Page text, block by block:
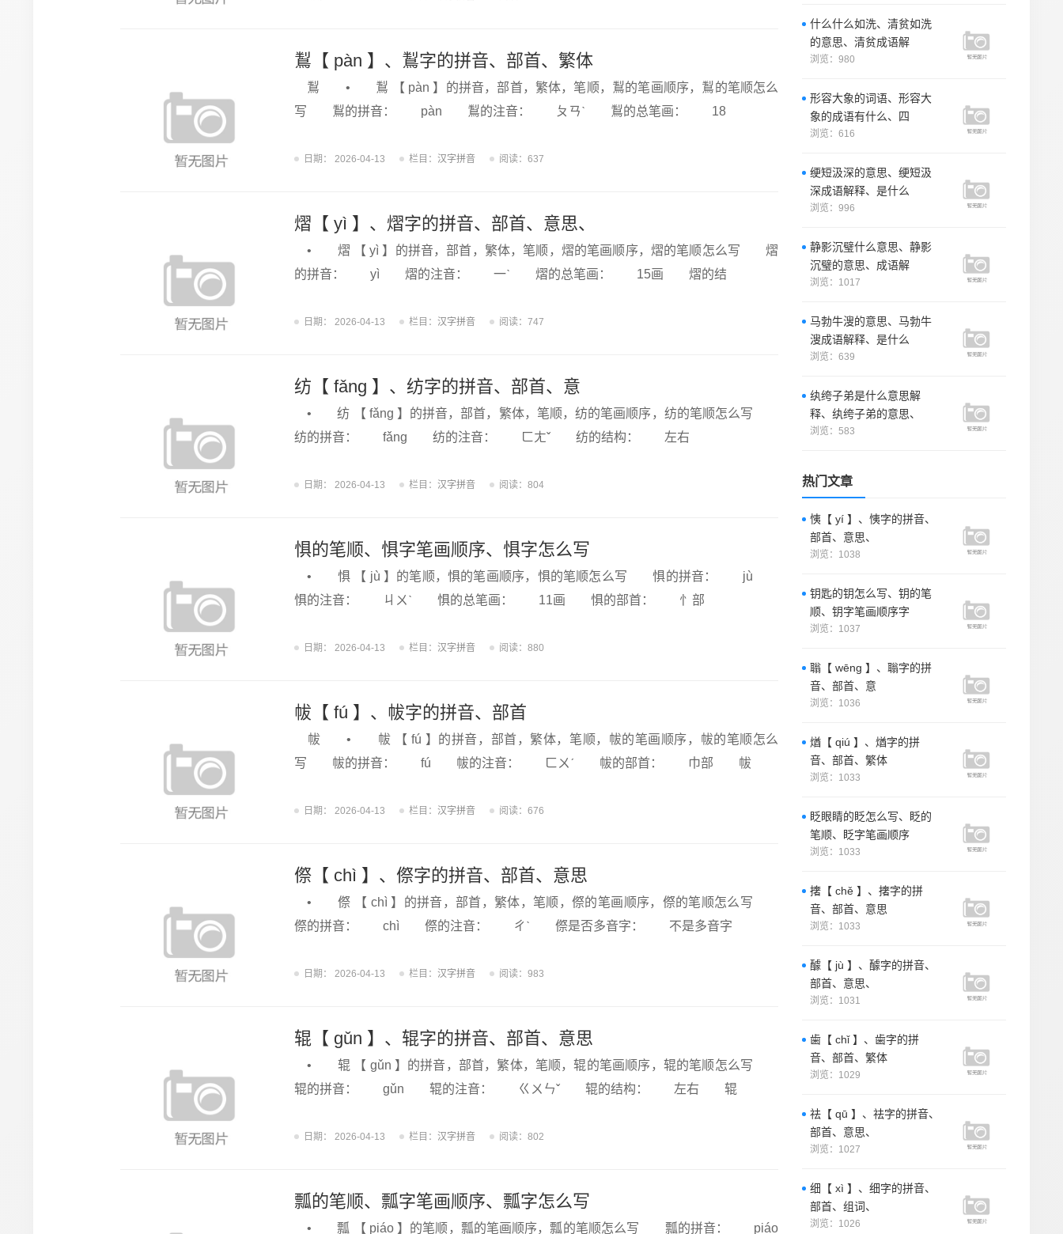
鵥【 pàn 】、鵥字的拼音、部首、繁体
鵥 • 鵥 【 pàn 】的拼音，部首，繁体，笔顺，鵥的笔画顺序，鵥的笔顺怎么
写 鵥的拼音： pàn 鵥的注音： ㄆㄢˋ 鵥的总笔画： 18
日期： 2026-04-13 栏目： 汉字拼音 阅读：637
熠【 yì 】、熠字的拼音、部首、意思、
• 熠 【 yì 】的拼音，部首，繁体，笔顺，熠的笔画顺序，熠的笔顺怎么写 熠
的拼音： yì 熠的注音： 一ˋ 熠的总笔画： 15画 熠的结
日期： 2026-04-13 栏目： 汉字拼音 阅读：747
纺【 fǎng 】、纺字的拼音、部首、意
• 纺 【 fǎng 】的拼音，部首，繁体，笔顺，纺的笔画顺序，纺的笔顺怎么写
纺的拼音： fǎng 纺的注音： ㄈㄤˇ 纺的结构： 左右
日期： 2026-04-13 栏目： 汉字拼音 阅读：804
惧的笔顺、惧字笔画顺序、惧字怎么写
• 惧 【 jù 】的笔顺，惧的笔画顺序，惧的笔顺怎么写 惧的拼音： jù
惧的注音： ㄐㄨˋ 惧的总笔画： 11画 惧的部首： 忄部
日期： 2026-04-13 栏目： 汉字拼音 阅读：880
帗【 fú 】、帗字的拼音、部首
帗 • 帗 【 fú 】的拼音，部首，繁体，笔顺，帗的笔画顺序，帗的笔顺怎么
写 帗的拼音： fú 帗的注音： ㄈㄨˊ 帗的部首： 巾部 帗
日期： 2026-04-13 栏目： 汉字拼音 阅读：676
傺【 chì 】、傺字的拼音、部首、意思
• 傺 【 chì 】的拼音，部首，繁体，笔顺，傺的笔画顺序，傺的笔顺怎么写
傺的拼音： chì 傺的注音： ㄔˋ 傺是否多音字： 不是多音字
日期： 2026-04-13 栏目： 汉字拼音 阅读：983
辊【 gǔn 】、辊字的拼音、部首、意思
• 辊 【 gǔn 】的拼音，部首，繁体，笔顺，辊的笔画顺序，辊的笔顺怎么写
辊的拼音： gǔn 辊的注音： ㄍㄨㄣˇ 辊的结构： 左右 辊
日期： 2026-04-13 栏目： 汉字拼音 阅读：802
瓢的笔顺、瓢字笔画顺序、瓢字怎么写
• 瓢 【 piáo 】的笔顺，瓢的笔画顺序，瓢的笔顺怎么写 瓢的拼音： piáo
什么什么如洗、清贫如洗
的意思、清贫成语解
浏览：980
形容大象的词语、形容大
象的成语有什么、四
浏览：616
绠短汲深的意思、绠短汲
深成语解释、是什么
浏览：996
静影沉璧什么意思、静影
沉璧的意思、成语解
浏览：1017
马勃牛溲的意思、马勃牛
溲成语解释、是什么
浏览：639
纨绔子弟是什么意思解
释、纨绔子弟的意思、
浏览：583
热门文章
恞【 yí 】、恞字的拼音、
部首、意思、
浏览：1038
钥匙的钥怎么写、钥的笔
顺、钥字笔画顺序字
浏览：1037
聬【 wēng 】、聬字的拼
音、部首、意
浏览：1036
煪【 qiú 】、煪字的拼
音、部首、繁体
浏览：1033
眨眼睛的眨怎么写、眨的
笔顺、眨字笔画顺序
浏览：1033
撦【 chě 】、撦字的拼
音、部首、意思
浏览：1033
醵【 jù 】、醵字的拼音、
部首、意思、
浏览：1031
歯【 chǐ 】、歯字的拼
音、部首、繁体
浏览：1029
祛【 qū 】、祛字的拼音、
部首、意思、
浏览：1027
细【 xì 】、细字的拼音、
部首、组词、
浏览：1026